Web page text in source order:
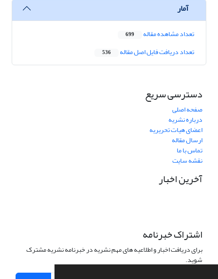
آمار
تعداد مشاهده مقاله 699
تعداد دریافت فایل اصل مقاله 536
دسترسی سریع
صفحه اصلی
درباره نشریه
اعضای هیات تحریریه
ارسال مقاله
تماس با ما
نقشه سایت
آخرین اخبار
اشتراک خبرنامه
برای دریافت اخبار و اطلاعیه های مهم نشریه در خبرنامه نشریه مشترک
شوید.